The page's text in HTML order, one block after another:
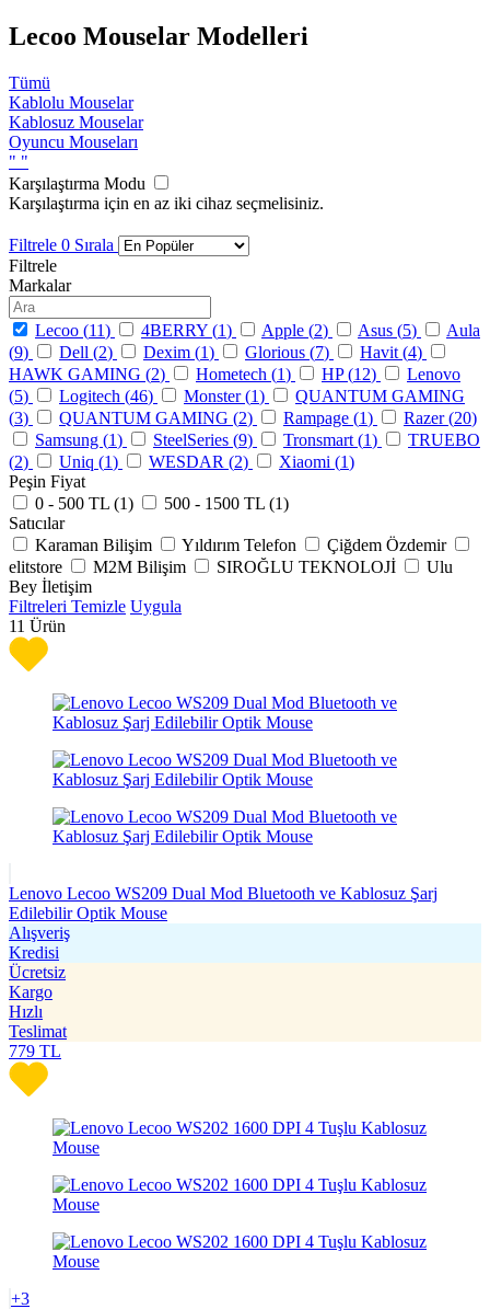
Lecoo Mouselar Modelleri
Tümü
Kablolu Mouselar
Kablosuz Mouselar
Oyuncu Mouseları
" "
Karşılaştırma Modu
Karşılaştırma için en az iki cihaz seçmelisiniz.
Filtrele 0 Sırala
Filtrele
Markalar
Lecoo (11) 4BERRY (1) Apple (2) Asus (5)
Aula
(9) Dell (2) Dexim (1) Glorious (7) Havit (4)
HAWK GAMING (2) Hometech (1) HP (12)
Lenovo
(5) Logitech (46) Monster (1)
QUANTUM GAMING
(3) QUANTUM GAMING (2) Rampage (1) Razer (20)
Samsung (1) SteelSeries (9) Tronsmart (1)
TRUEBO
(2) Uniq (1) WESDAR (2) Xiaomi (1)
Peşin Fiyat
0 - 500 TL (1) 500 - 1500 TL (1)
Satıcılar
Karaman Bilişim
Yıldırım Telefon
Çiğdem Özdemir
elitstore
M2M Bilişim SIROĞLU TEKNOLOJİ
Ulu
Bey İletişim
Filtreleri Temizle Uygula
11 Ürün
Lenovo Lecoo WS209 Dual Mod Bluetooth ve Kablosuz Şarj
Edilebilir Optik Mouse
Alışveriş
Kredisi
Ücretsiz
Kargo
Hızlı
Teslimat
779 TL
+3